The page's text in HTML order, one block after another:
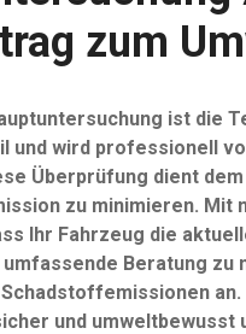
zum
ist die
und wird professionell
Überprüfung dient
zu minimieren. Mit
Ihr Fahrzeug die
Beratung zu
und umweltbewusst